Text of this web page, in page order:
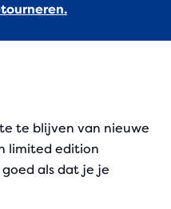
te blijven van nieuwe
limited edition
als dat je je